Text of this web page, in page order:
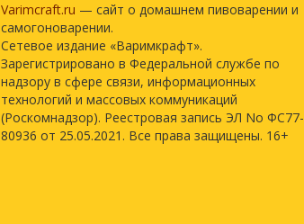
Varimcraft.ru — сайт о домашнем пивоварении и
самогоноварении.
Сетевое издание «Варимкрафт».
Зарегистрировано в Федеральной службе по
надзору в сфере связи, информационных
технологий и массовых коммуникаций
(Роскомнадзор). Реестровая запись ЭЛ No ФС77-
80936 от 25.05.2021. Все права защищены. 16+